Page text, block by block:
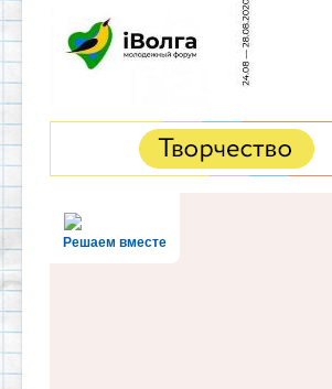
Решаем вместе